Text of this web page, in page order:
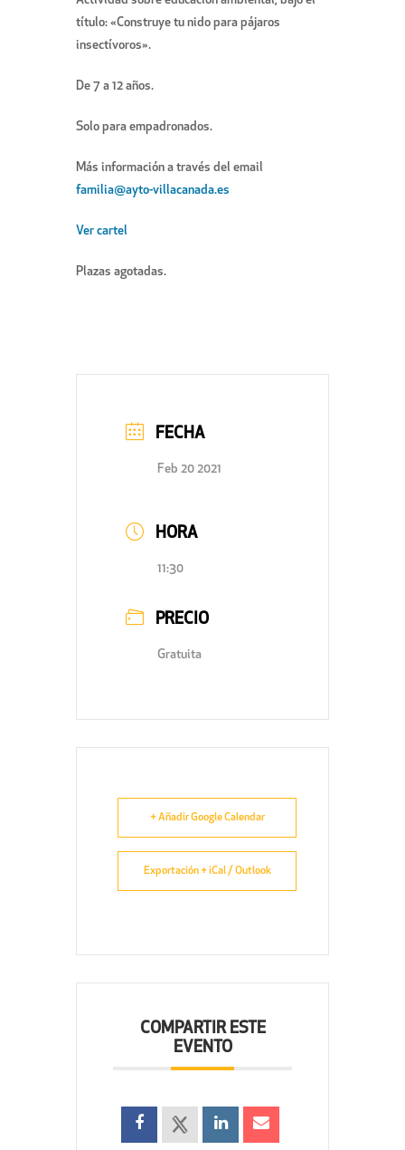
título: «Construye tu nido para pájaros
insectívoros».
De 7 a 12 años.
Solo para empadronados.
Más información a través del email
familia@ayto-villacanada.es
Ver cartel
Plazas agotadas.
FECHA
Feb 20 2021
HORA
11:30
PRECIO
Gratuita
+ Añadir Google Calendar
Exportación + iCal / Outlook
COMPARTIR ESTE
EVENTO